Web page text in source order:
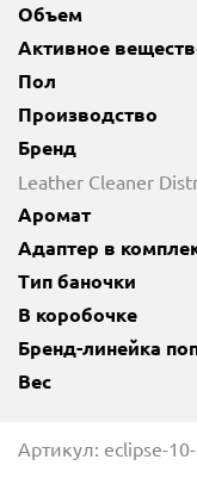
Объем
Активное
Пол
Производство
Бренд
Leather Cleaner
Аромат
Адаптер в
Тип баночки
В коробочке
Бренд-линейка
Вес
Артикул: eclipse-